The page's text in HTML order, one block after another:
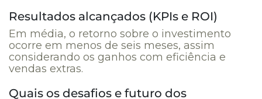
Resultados alcançados (KPIs e ROI)
Em média, o retorno sobre o investimento
ocorre em menos de seis meses, assim
considerando os ganhos com eficiência e
vendas extras.
Quais os desafios e futuro dos